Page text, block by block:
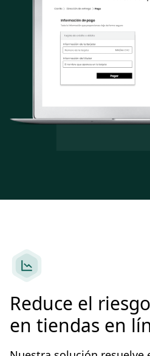
Reduce el
en tiendas en